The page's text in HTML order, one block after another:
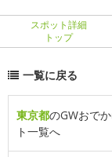
スポット詳細
トップ
一覧に戻る
東京都のGWおで
ト一覧へ